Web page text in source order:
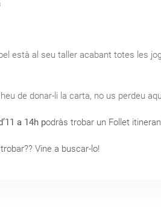
està al seu taller acabant totes les
de donar-li la carta, no us perdeu
a 14h podràs trobar un Follet
Vine a buscar-lo!